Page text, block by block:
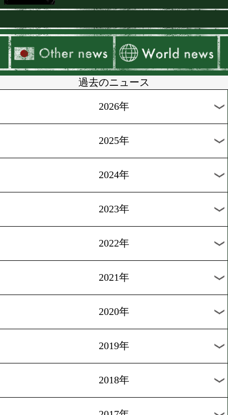
[ニュース]2008.5.31
W世界戦発表会見!!
[ニュース]2008.6.3
「最強後楽園」発表会見
過去のニュース
2025年
2023年
2022年